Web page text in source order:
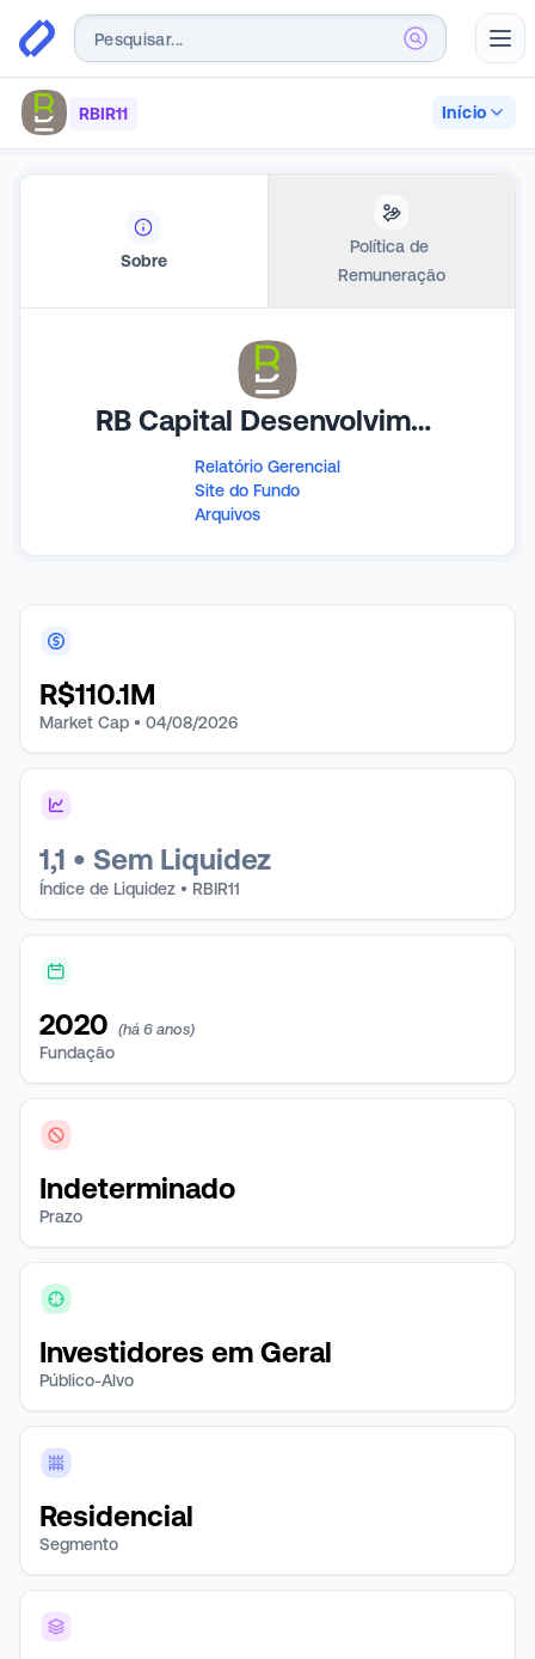
RBIR11 Início
Sobre
Política de
Remuneração
RB Capital Desenvolvimento Residencial IV
Relatório Gerencial
Site do Fundo
Arquivos
R$110.1M
Market Cap • 04/08/2026
1,1 • Sem Liquidez
Índice de Liquidez • RBIR11
2020 (há 6 anos)
Fundação
Indeterminado
Prazo
Investidores em Geral
Público-Alvo
Residencial
Segmento